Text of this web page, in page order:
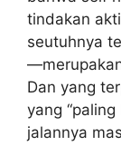
tindakan
seutuhnya
Dan yang
yang
jalannya